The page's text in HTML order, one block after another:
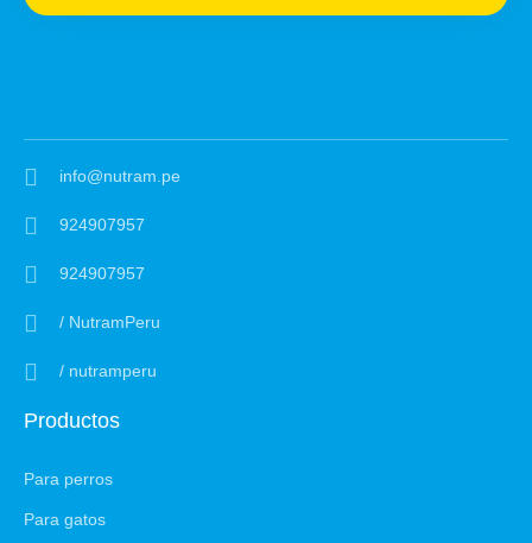
info@nutram.pe
924907957
924907957
/ NutramPeru
/ nutramperu
Productos
Para perros
Para gatos